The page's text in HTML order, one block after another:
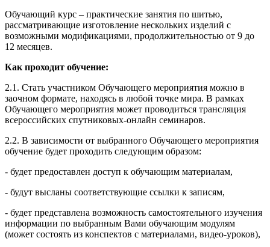
Обучающий курс – практические занятия по шитью,
рассматривающие изготовление нескольких изделий с
возможными модификациями, продолжительностью от 9 до
12 месяцев.
Как проходит обучение:
2.1. Стать участником Обучающего мероприятия можно в
заочном формате, находясь в любой точке мира. В рамках
Обучающего мероприятия может проводиться трансляция
всероссийских спутниковых-онлайн семинаров.
2.2. В зависимости от выбранного Обучающего мероприятия
обучение будет проходить следующим образом:
- будет предоставлен доступ к обучающим материалам,
- будут высланы соответствующие ссылки к записям,
- будет представлена возможность самостоятельного изучения
информации по выбранным Вами обучающим модулям
(может состоять из конспектов с материалами, видео-уроков),